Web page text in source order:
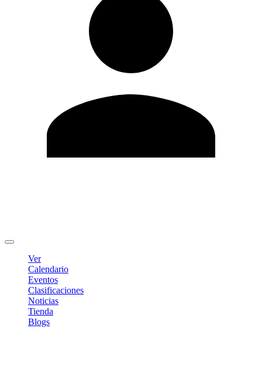
Ver
Calendario
Eventos
Clasificaciones
Noticias
Tienda
Blogs